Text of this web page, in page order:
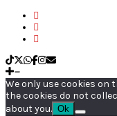
We only use cookies
the cookies do not
about you. Ok